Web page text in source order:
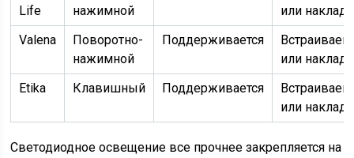
Life
нажимной
или
Valena
Поворотно-
нажимной
Поддерживается
или
Etika
Клавишный Поддерживается
или
Светодиодное освещение все прочнее закрепляется на